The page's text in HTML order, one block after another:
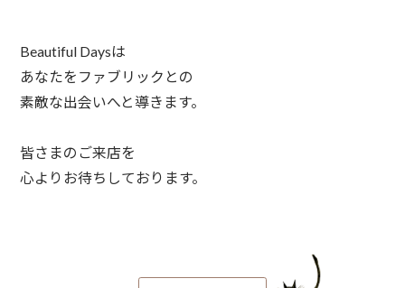
Beautiful Daysは⁠
あなたをファブリックとの⁠
素敵な出会いへと導きます。⁠
皆さまのご来店を⁠
心よりお待ちしております。⁠